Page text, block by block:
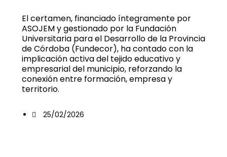
El certamen, financiado íntegramente por
ASOJEM y gestionado por la Fundación
Universitaria para el Desarrollo de la Provincia
de Córdoba (Fundecor), ha contado con la
implicación activa del tejido educativo y
empresarial del municipio, reforzando la
conexión entre formación, empresa y
territorio.
25/02/2026